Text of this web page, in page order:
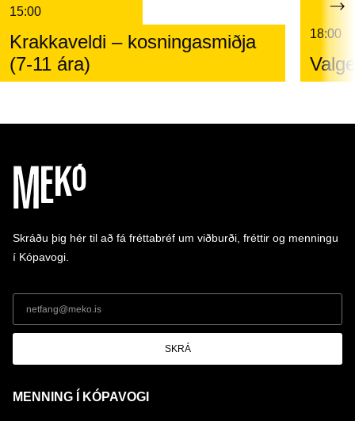
15:00
Krakkaveldi – kosningasmiðja
(7-11 ára)
18:00
Skráðu þig hér til að fá fréttabréf um viðburði, fréttir og menningu
í Kópavogi.
SKRÁ
MENNING Í KÓPAVOGI